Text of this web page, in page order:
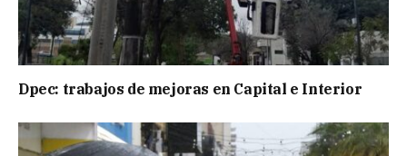
Dpec: trabajos de mejoras en Capital e Interior